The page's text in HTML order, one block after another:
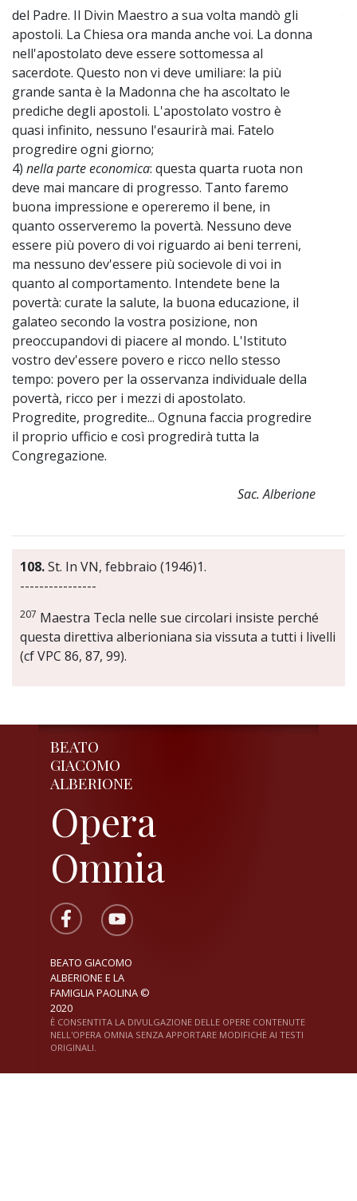
del Padre. Il Divin Maestro a sua volta mandò gli
apostoli. La Chiesa ora manda anche voi. La donna
nell'apostolato deve essere sottomessa al
sacerdote. Questo non vi deve umiliare: la più
grande santa è la Madonna che ha ascoltato le
prediche degli apostoli. L'apostolato vostro è
quasi infinito, nessuno l'esaurirà mai. Fatelo
progredire ogni giorno;
4) nella parte economica: questa quarta ruota non
deve mai mancare di progresso. Tanto faremo
buona impressione e opereremo il bene, in
quanto osserveremo la povertà. Nessuno deve
essere più povero di voi riguardo ai beni terreni,
ma nessuno dev'essere più socievole di voi in
quanto al comportamento. Intendete bene la
povertà: curate la salute, la buona educazione, il
galateo secondo la vostra posizione, non
preoccupandovi di piacere al mondo. L'Istituto
vostro dev'essere povero e ricco nello stesso
tempo: povero per la osservanza individuale della
povertà, ricco per i mezzi di apostolato.
Progredite, progredite... Ognuna faccia progredire
il proprio ufficio e così progredirà tutta la
Congregazione.
Sac. Alberione
108.St. In VN, febbraio (1946)1.
----------------
207 Maestra Tecla nelle sue circolari insiste perché
questa direttiva alberioniana sia vissuta a tutti i livelli
(cf VPC 86, 87, 99).
BEATO
GIACOMO
ALBERIONE
Opera
Omnia
BEATO GIACOMO
ALBERIONE E LA
FAMIGLIA PAOLINA ©
2020
È CONSENTITA LA DIVULGAZIONE DELLE OPERE CONTENUTE
NELL'OPERA OMNIA SENZA APPORTARE MODIFICHE AI TESTI
ORIGINALI.